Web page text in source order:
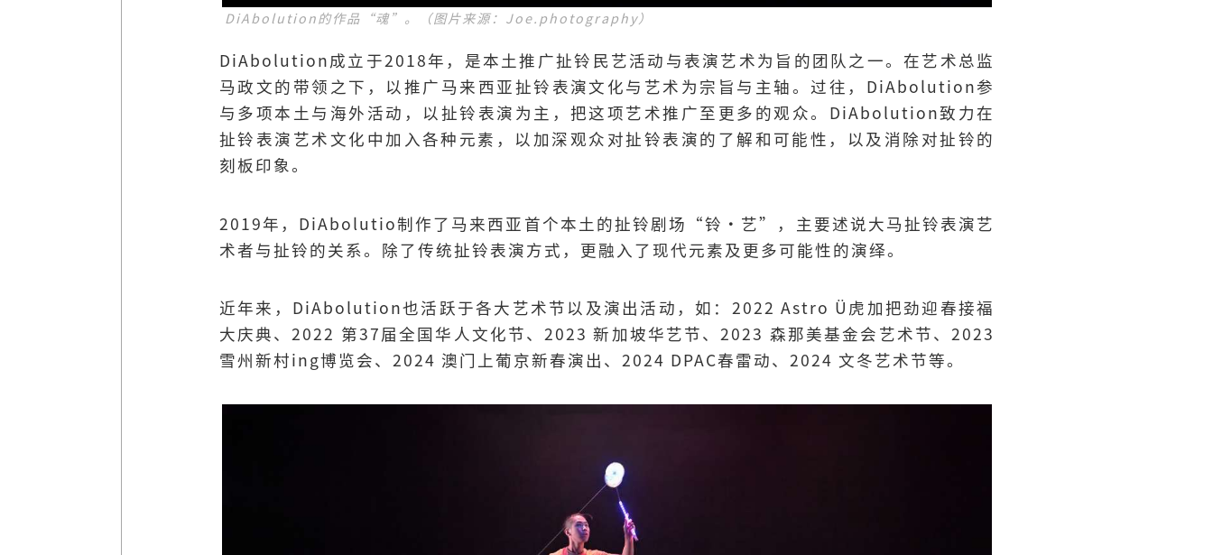
DiAbolution的作品“魂”。（图片来源：Joe.photography）
DiAbolution成立于2018年，是本土推广扯铃民艺活动与表演艺术为旨的团队之一。在艺术总监
马政文的带领之下，以推广马来西亚扯铃表演文化与艺术为宗旨与主轴。过往，DiAbolution参
与多项本土与海外活动，以扯铃表演为主，把这项艺术推广至更多的观众。DiAbolution致力在
扯铃表演艺术文化中加入各种元素，以加深观众对扯铃表演的了解和可能性，以及消除对扯铃的
刻板印象。
2019年，DiAbolutio制作了马来西亚首个本土的扯铃剧场“铃·艺”，主要述说大马扯铃表演艺
术者与扯铃的关系。除了传统扯铃表演方式，更融入了现代元素及更多可能性的演绎。
近年来，DiAbolution也活跃于各大艺术节以及演出活动，如：2022 Astro Ü虎加把劲迎春接福
大庆典、2022 第37届全国华人文化节、2023 新加坡华艺节、2023 森那美基金会艺术节、2023
雪州新村ing博览会、2024 澳门上葡京新春演出、2024 DPAC春雷动、2024 文冬艺术节等。